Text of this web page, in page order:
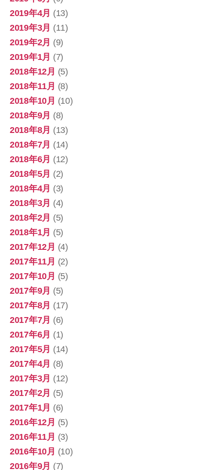
2019年4月 (13)
2019年3月 (11)
2019年2月 (9)
2019年1月 (7)
2018年12月 (5)
2018年11月 (8)
2018年10月 (10)
2018年9月 (8)
2018年8月 (13)
2018年7月 (14)
2018年6月 (12)
2018年5月 (2)
2018年4月 (3)
2018年3月 (4)
2018年2月 (5)
2018年1月 (5)
2017年12月 (4)
2017年11月 (2)
2017年10月 (5)
2017年9月 (5)
2017年8月 (17)
2017年7月 (6)
2017年6月 (1)
2017年5月 (14)
2017年4月 (8)
2017年3月 (12)
2017年2月 (5)
2017年1月 (6)
2016年12月 (5)
2016年11月 (3)
2016年10月 (10)
2016年9月 (7)